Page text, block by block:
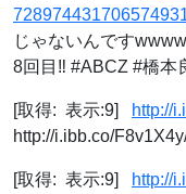
じゃないんです
8回目‼︎ #ABCZ #橋本
[取得: 表示:9]
http://
http://i.ibb.co/
[取得: 表示:9] http://